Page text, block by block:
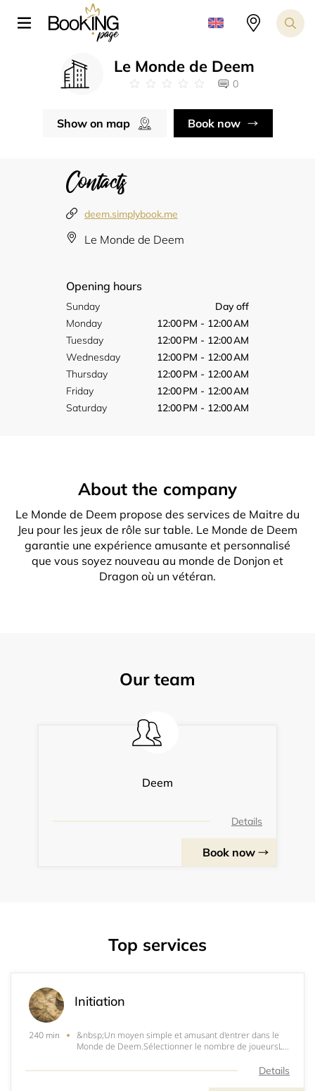
Le Monde de Deem
0
Show on map Book now
Contacts
deem.simplybook.me
Le Monde de Deem
Opening hours
Sunday
Day off
Monday
12:00 PM - 12:00 AM
Tuesday
12:00 PM - 12:00 AM
Wednesday
12:00 PM - 12:00 AM
Thursday
12:00 PM - 12:00 AM
Friday
12:00 PM - 12:00 AM
Saturday
12:00 PM - 12:00 AM
About the company
Le Monde de Deem propose des services de Maitre du
Jeu pour les jeux de rôle sur table. Le Monde de Deem
garantie une expérience amusante et personnalisé
que vous soyez nouveau au monde de Donjon et
Dragon où un vétéran.
Our team
Deem
Details
Book now
Top services
Initiation
240 min
&nbsp;Un moyen simple et amusant d'entrer dans le
Monde de Deem.Sélectionner le nombre de joueursLe
les personnes ayant peu ou prou d'expérience dans les
Details